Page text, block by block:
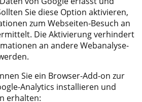
Sie diese Option aktivieren,
zum Webseiten-Besuch an
Die Aktivierung verhindert
an andere Webanalyse-
Sie ein Browser-Add-on zur
Analytics installieren und
erhalten: